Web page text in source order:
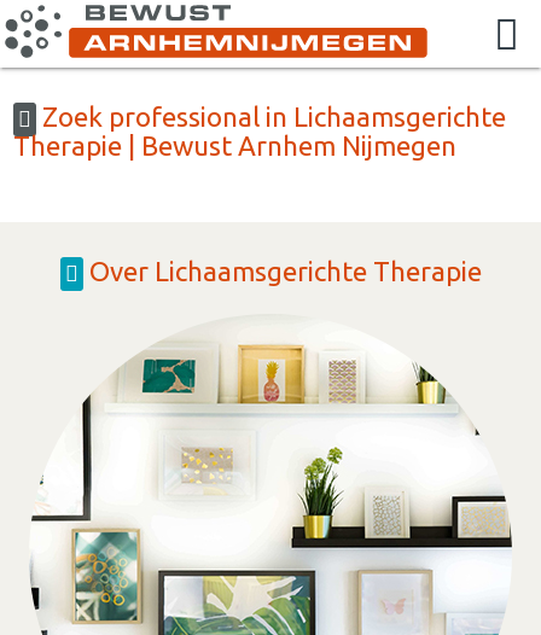
Zoek professional in Lichaamsgerichte
Therapie | Bewust Arnhem Nijmegen
Over Lichaamsgerichte Therapie